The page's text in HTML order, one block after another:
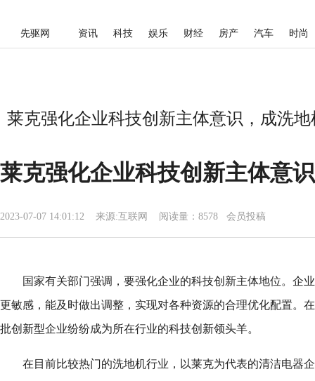
先驱网 资讯 科技 娱乐 财经 房产 汽车 时尚
莱克强化企业科技创新主体意识，成洗
莱克强化企业科技创新主体意
2023-07-07 14:01:12 来源:互联网 阅读量：8578 会员投稿
国家有关部门强调，要强化企业的科技创新主体地位。企
更敏感，能及时做出调整，实现对各种资源的合理优化配置。
批创新型企业纷纷成为所在行业的科技创新领头羊。
在目前比较热门的洗地机行业，以莱克为代表的清洁电器